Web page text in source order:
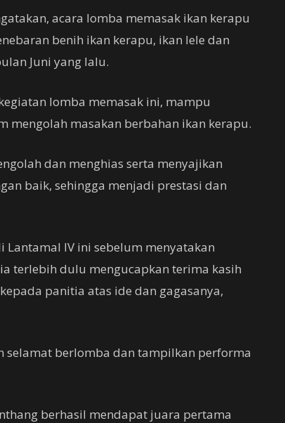
acara lomba memasak ikan kerapu
benih ikan kerapu, ikan lele dan
Juni yang lalu.
lomba memasak ini, mampu
mengolah masakan berbahan ikan kerapu.
dan menghias serta menyajikan
baik, sehingga menjadi prestasi dan
IV ini sebelum menyatakan
terlebih dulu mengucapkan terima kasih
panitia atas ide dan gagasanya,
selamat berlomba dan tampilkan performa
berhasil mendapat juara pertama